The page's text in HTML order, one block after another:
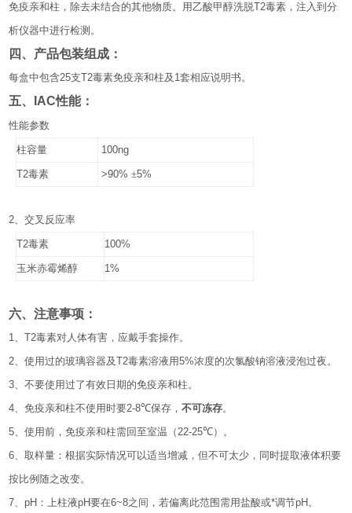
免疫亲和柱，除去未结合的其他物质。用乙酸甲醇洗脱T2毒素，注入到分
析仪器中进行检测。
四、产品包装组成 ：
每盒中包含25支T2毒素免疫亲和柱及 1套相应说明书。
五、 IAC性能：
性能参数
柱容量 100ng
T2毒素 >90%±5%
2、交叉反应率
T2毒素 100%
玉米赤霉烯醇 1%
六、注意事项 ：
1、T2毒素对人体有害，应戴手套操作。
2、使用过的玻璃容器及T2毒素溶液用5%浓度的次氯酸钠溶液浸泡过夜。
3、不要使用过了有效日期的免疫亲和柱。
4、免疫亲和柱不使用时要2-8℃保存，不可冻存。
5、使用前，免疫亲和柱需回至室温（22-25℃）。
6、取样量：根据实际情况可以适当增减，但不可太少，同时提取液体积要
按比例随之改变。
7、pH ：上柱液pH要在6~8之间，若偏离此范围需用盐酸或*调节pH 。